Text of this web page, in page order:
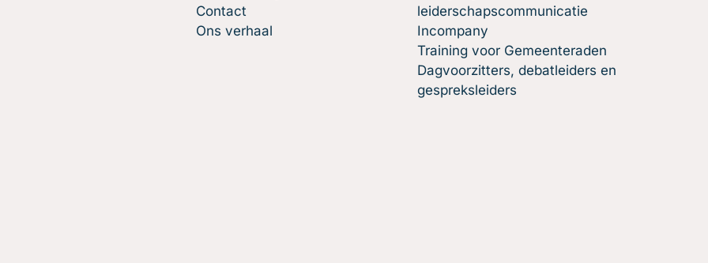
Contact
Ons verhaal
leiderschapscommunicatie
Incompany
Training voor Gemeenteraden
Dagvoorzitters, debatleiders en
gespreksleiders